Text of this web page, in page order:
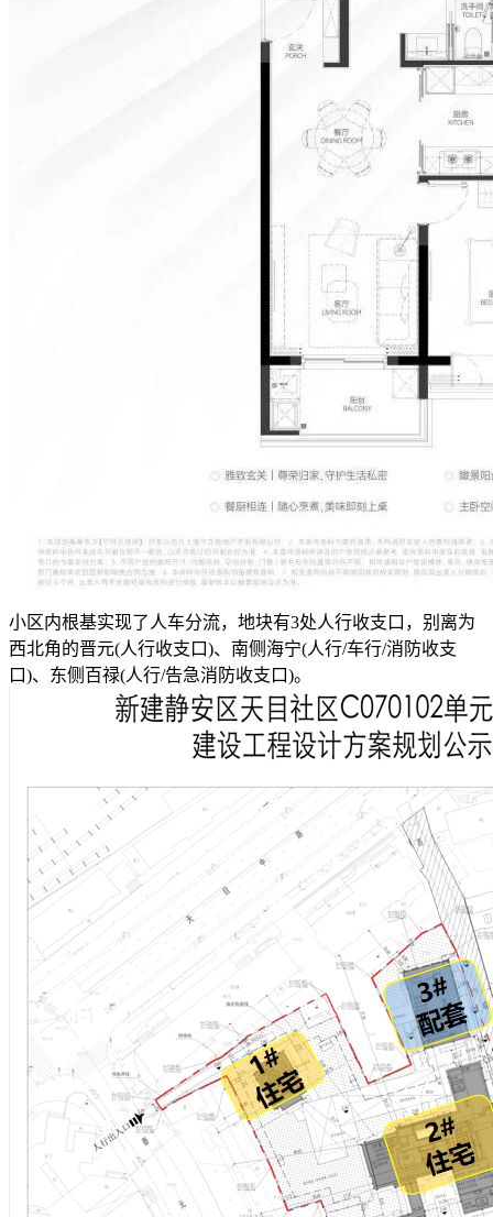
小区内根基实现了人车分流，地块有3处人行收支口，别离为
西北角的晋元(人行收支口)、南侧海宁(人行/车行/消防收支
口)、东侧百禄(人行/告急消防收支口)。